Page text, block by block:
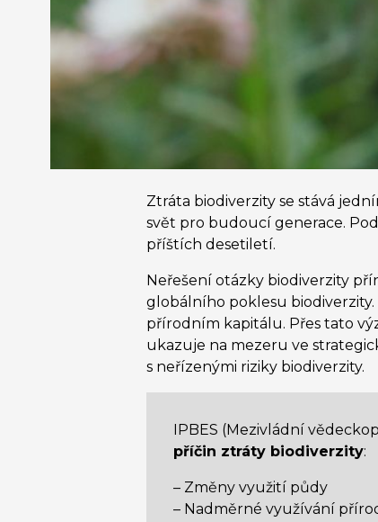
Ztráta biodiverzity se stává
svět pro budoucí generace.
příštích desetiletí.
Neřešení otázky biodiverzity
globálního poklesu
přírodním kapitálu. Přes tato
ukazuje na mezeru ve
s neřízenými riziky biodiverzity.
IPBES (Mezivládní
příčin ztráty biodiverzity:
– Změny využití půdy
– Nadměrné využívání